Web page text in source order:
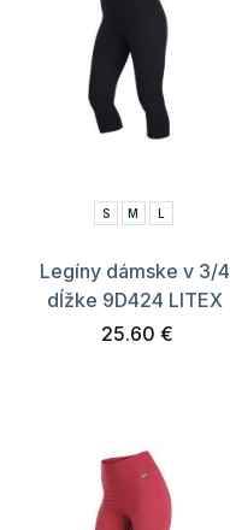
S M L
Legíny dámske v 3/4
dĺžke 9D424 LITEX
25.60 €